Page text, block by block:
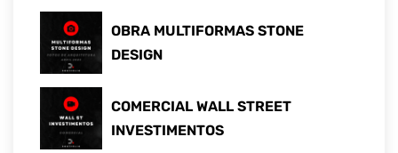
OBRA MULTIFORMAS STONE
DESIGN
COMERCIAL WALL STREET
INVESTIMENTOS